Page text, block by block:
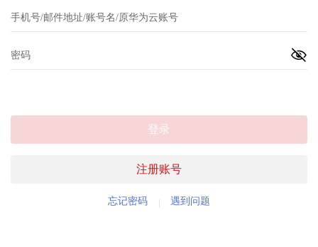
注册账号
登录
忘记密码 遇到问题